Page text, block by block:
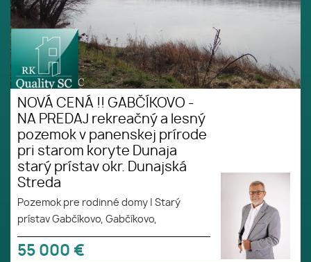
NOVÁ CENÁ !! GABČÍKOVO -
NA PREDAJ rekreačný a lesný
pozemok v panenskej prírode
pri starom koryte Dunaja
starý prístav okr. Dunajská
Streda
Pozemok pre rodinné domy
Starý
prístav Gabčíkovo, Gabčíkovo,
55 000 €